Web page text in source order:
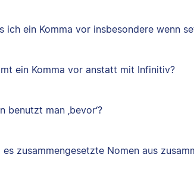
ich ein Komma vor insbesondere wenn
ein Komma vor anstatt mit Infinitiv?
benutzt man ‚bevor‘?
es zusammengesetzte Nomen aus